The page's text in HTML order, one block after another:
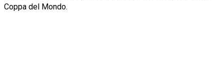
Coppa del Mondo.